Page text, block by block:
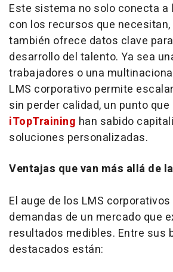
Este sistema no solo conecta a
con los recursos que
también ofrece datos clave
desarrollo del talento. Ya sea
trabajadores o una
LMS corporativo permite
sin perder calidad, un punto
iTopTraining han sabido
soluciones personalizadas.
Ventajas que van más allá de
El auge de los LMS
demandas de un mercado que
resultados medibles. Entre sus
destacados están: